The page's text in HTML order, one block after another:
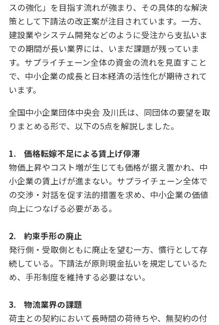
スの強化」を目指す流れが強まり、その具体的な解決
策として下請法の改正案が注目されています。一方、
建設業やシステム開発などのように受注から支払いま
での期間が長い業界には、いまだ課題が残っていま
す。サプライチェーン全体の資金の流れを見直すこと
で、中小企業の成長と日本経済の活性化が期待されて
います。
全国中小企業団体中央会 及川氏は、同団体の要望を取
りまとめる形で、以下の5点を解説しました。
1. 価格転嫁不足による賃上げ停滞
物価上昇やコスト増が生じても価格が据え置かれ、中
小企業の賃上げが進まない。サプライチェーン全体で
の交渉・対話を促す法的措置を求め、中小企業の価値
向上につなげる必要がある。
2. 約束手形の廃止
発行側・受取側ともに廃止を望む一方、慣行として存
続している。下請法が原則現金払いを規定しているた
め、手形制度を維持する必要はない。
3. 物流業界の課題
荷主との契約において長時間の荷待ちや、無契約の付